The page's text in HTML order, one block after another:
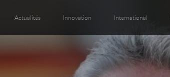
Actualités Innovation International